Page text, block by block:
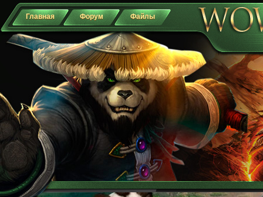
Главная Форум Файлы